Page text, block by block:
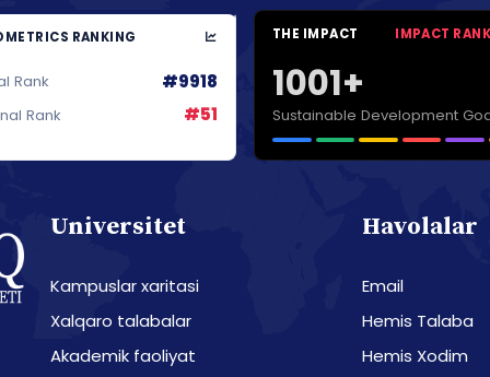
RANKING
Rank #9918
Rank #51
THE IMPACT IMPACT
1001+
Sustainable Development
Universitet
Kampuslar xaritasi
Xalqaro talabalar
Akademik faoliyat
Havolalar
Email
Hemis Talaba
Hemis Xodim